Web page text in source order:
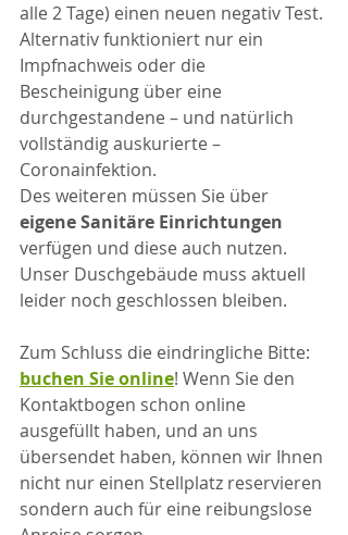
alle 2 Tage) einen neuen negativ Test.
Alternativ funktioniert nur ein
Impfnachweis oder die
Bescheinigung über eine
durchgestandene – und natürlich
vollständig auskurierte –
Coronainfektion.
Des weiteren müssen Sie über
eigene Sanitäre Einrichtungen
verfügen und diese auch nutzen.
Unser Duschgebäude muss aktuell
leider noch geschlossen bleiben.
Zum Schluss die eindringliche Bitte:
buchen Sie online! Wenn Sie den
Kontaktbogen schon online
ausgefüllt haben, und an uns
übersendet haben, können wir Ihnen
nicht nur einen Stellplatz reservieren
sondern auch für eine reibungslose